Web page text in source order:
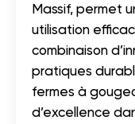
Massif, permet
utilisation
combinaison
pratiques
fermes à
d’excellence